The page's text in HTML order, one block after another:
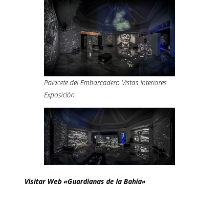
Palacete del Embarcadero Vistas Interiores
Exposición
Visitar Web «Guardianas de la Bahía»